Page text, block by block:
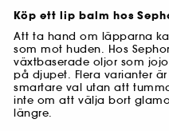
Köp ett lip balm hos
Att ta hand om läpparna
som mot huden. Hos
växtbaserade oljor som
på djupet. Flera varianter
smartare val utan att
inte om att välja bort
längre.